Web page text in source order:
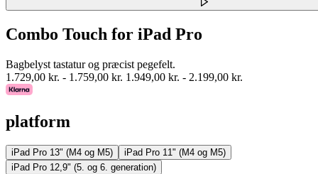
Combo Touch for iPad Pro
Bagbelyst tastatur og præcist pegefelt.
1.729,00 kr. - 1.759,00 kr. 1.949,00 kr. - 2.199,00 kr.
platform
iPad Pro 13" (M4 og M5)
iPad Pro 11" (M4 og M5)
iPad Pro 12,9" (5. og 6. generation)